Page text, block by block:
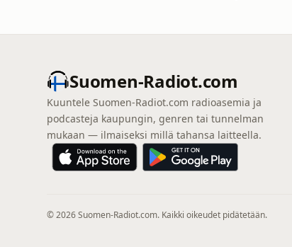
Suomen-Radiot.com
Kuuntele Suomen-Radiot.com radioasemia ja
podcasteja kaupungin, genren tai tunnelman
mukaan — ilmaiseksi millä tahansa laitteella.
© 2026 Suomen-Radiot.com. Kaikki oikeudet pidätetään.